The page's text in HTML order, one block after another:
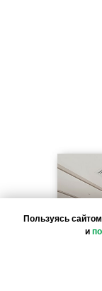
Мы
максимальное
Пользуясь
и